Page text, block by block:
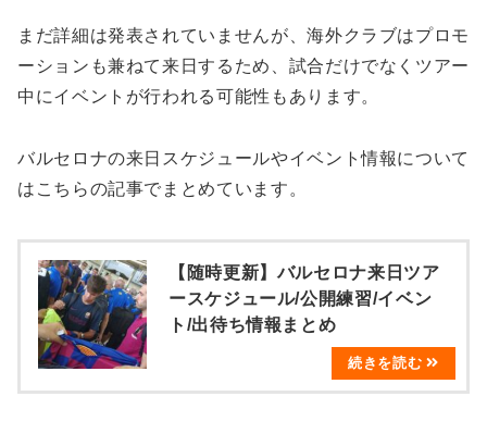
まだ詳細は発表されていませんが、海外クラブはプロモ
ーションも兼ねて来日するため、試合だけでなくツアー
中にイベントが行われる可能性もあります。
バルセロナの来日スケジュールやイベント情報について
はこちらの記事でまとめています。
【随時更新】バルセロナ来日ツア
ースケジュール/公開練習/イベン
ト/出待ち情報まとめ